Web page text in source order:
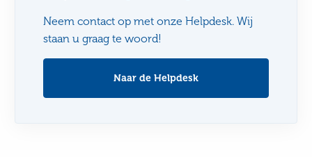
Neem contact op met onze Helpdesk. Wij
staan u graag te woord!
Naar de Helpdesk